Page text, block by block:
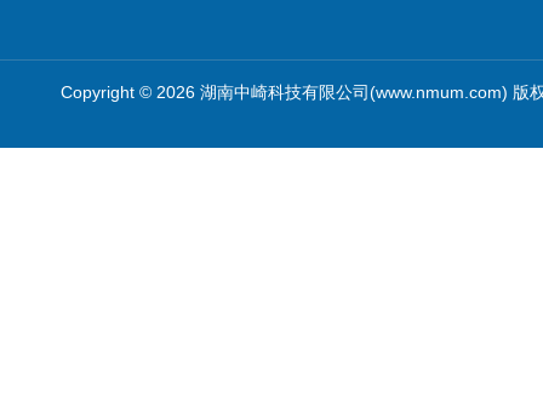
Copyright © 2026 湖南中崎科技有限公司(www.nmum.com) 版